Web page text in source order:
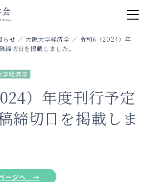
らせ ／大阪大学経済学 ／ 令和6（2024）年
締切日を掲載しました。
学経済学
）年度刊行予定
締切日を掲載しま
ページへ →